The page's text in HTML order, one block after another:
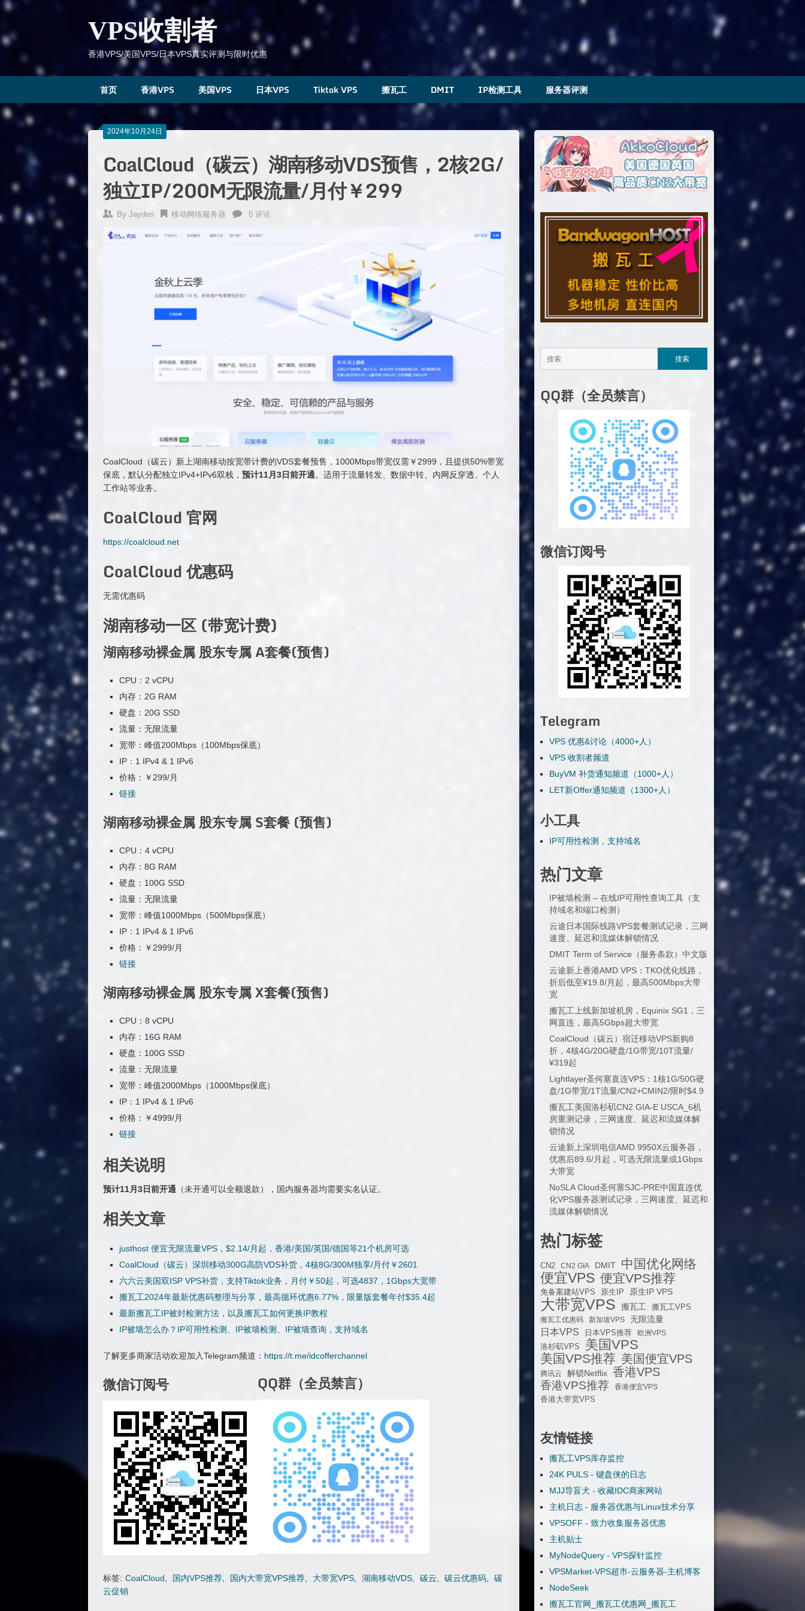
跳
内
容
VPS收割者
香港VPS/美国VPS/日本VPS真实评测与限时优惠
首页 香港VPS 美国VPS 日本VPS Tiktok VPS 搬瓦工 DMIT IP检测工具 服务器评测
2024年10月24日
CoalCloud（碳云）湖南移动VDS预售，2核2G/
独立IP/200M无限流量/月付￥299
By Jayden 移动网络服务器 0 评论
CoalCloud（碳云）新上湖南移动按宽带计费的VDS套餐预售，1000Mbps带宽仅需￥2999，且提供50%带宽
保底，默认分配独立IPv4+IPv6双栈， 预计11月3日前开通。适用于流量转发、数据中转、内网反穿透、个人
工作站等业务。
CoalCloud 官网
https://coalcloud.net
CoalCloud 优惠码
无需优惠码
湖南移动一区 (带宽计费)
湖南移动裸金属 股东专属 A套餐(预售)
CPU：2 vCPU
内存：2G RAM
硬盘：20G SSD
流量：无限流量
宽带：峰值200Mbps（100Mbps保底）
IP：1 IPv4 & 1 IPv6
价格：￥299/月
链接
湖南移动裸金属 股东专属 S套餐 (预售)
CPU：4 vCPU
内存：8G RAM
硬盘：100G SSD
流量：无限流量
宽带：峰值1000Mbps（500Mbps保底）
IP：1 IPv4 & 1 IPv6
价格：￥2999/月
链接
湖南移动裸金属 股东专属 X套餐(预售)
CPU：8 vCPU
内存：16G RAM
硬盘：100G SSD
流量：无限流量
宽带：峰值2000Mbps（1000Mbps保底）
IP：1 IPv4 & 1 IPv6
价格：￥4999/月
链接
相关说明
预计11月3日前开通 （未开通可以全额退款），国内服务器均需要实名认证。
相关文章
justhost 便宜无限流量VPS，$2.14/月起，香港/美国/英国/德国等21个机房可选
CoalCloud（碳云）深圳移动300G高防VDS补货，4核8G/300M独享/月付￥2601
六六云美国双ISP VPS补货，支持Tiktok业务，月付￥50起，可选4837，1Gbps大宽带
搬瓦工2024年最新优惠码整理与分享，最高循环优惠6.77%，限量版套餐年付$35.4起
最新搬瓦工IP被封检测方法，以及搬瓦工如何更换IP教程
IP被墙怎么办？IP可用性检测、IP被墙检测、IP被墙查询，支持域名
了解更多商家活动欢迎加入Telegram频道： https://t.me/idcofferchannel
微信订阅号 QQ群（全员禁言）
标签: CoalCloud 国内VPS推荐 国内大带宽VPS推荐 大带宽VPS 湖南移动VDS 碳云 碳云优惠码
碳
云促销
QQ群（全员禁言）
微信订阅号
Telegram
VPS 优惠&讨论（4000+人）
VPS 收割者频道
BuyVM 补货通知频道（1000+人）
LET新Offer通知频道（1300+人）
小工具
IP可用性检测，支持域名
热门文章
IP被墙检测 – 在线IP可用性查询工具（支
持域名和端口检测）
云途日本国际线路VPS套餐测试记录，三网
速度、延迟和流媒体解锁情况
DMIT Term of Service（服务条款）中文版
云途新上香港AMD VPS：TKO优化线路，
折后低至¥19.8/月起，最高500Mbps大带
宽
搬瓦工上线新加坡机房，Equinix SG1，三
网直连，最高5Gbps超大带宽
CoalCloud（碳云）宿迁移动VPS新购8
折，4核4G/20G硬盘/1G带宽/10T流量/
¥319起
Lightlayer圣何塞直连VPS：1核1G/50G硬
盘/1G带宽/1T流量/CN2+CMIN2/限时$4.9
搬瓦工美国洛杉矶CN2 GIA-E USCA_6机
房重测记录，三网速度、延迟和流媒体解
锁情况
云途新上深圳电信AMD 9950X云服务器，
优惠后89.6/月起，可选无限流量或1Gbps
大带宽
NoSLA Cloud圣何塞SJC-PRE中国直连优
化VPS服务器测试记录，三网速度、延迟和
流媒体解锁情况
热门标签
CN2 CN2 GIA DMIT 中国优化网络
便宜VPS 便宜VPS推荐
免备案建站VPS 原生IP 原生IP VPS
大带宽VPS 搬瓦工
搬瓦工VPS
搬瓦工优惠码
新加坡VPS 无限流量
日本VPS 日本VPS推荐
欧洲VPS
洛杉矶VPS
美国VPS
美国VPS推荐 美国便宜VPS
腾讯云 解锁Netflix 香港VPS
香港VPS推荐
香港便宜VPS
香港大带宽VPS
友情链接
搬瓦工VPS库存监控
24K PULS - 键盘侠的日志
MJJ导盲犬 - 收藏IDC商家网站
主机日志 - 服务器优惠与Linux技术分享
VPSOFF - 致力收集服务器优惠
主机贴士
MyNodeQuery - VPS探针监控
VPSMarket-VPS超市-云服务器-主机博客
NodeSeek
搬瓦工官网_搬瓦工优惠网_搬瓦工